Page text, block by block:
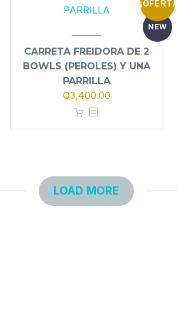
¡OFERTA!
NEW
CARRETA FREIDORA DE 2
BOWLS (PEROLES) Y UNA
PARRILLA
El
precio
Q3,400.00El
LOAD MORE